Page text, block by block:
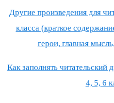
Другие произведения для
класса (краткое
герои, главная
Как заполнять читательский
4, 5, 6